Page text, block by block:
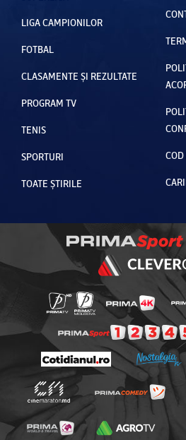
LIGA CAMPIONILOR
FOTBAL
CLASAMENTE ȘI REZULTATE
PROGRAM TV
TENIS
SPORTURI
TOATE ȘTIRILE